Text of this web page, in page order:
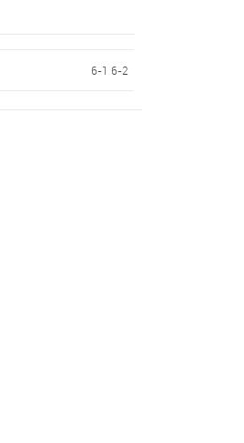
6-1 6-2